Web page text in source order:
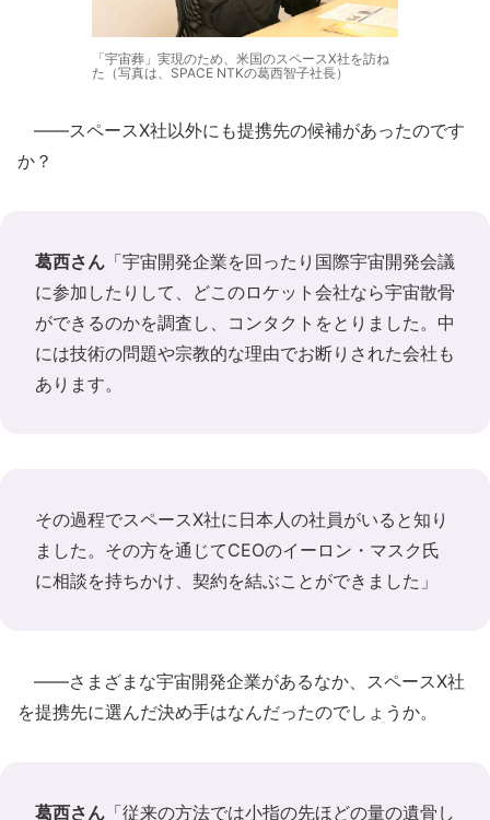
「宇宙葬」実現のため、米国のスペースX社を訪ね
た（写真は、SPACE NTKの葛西智子社長）
――スペースX社以外にも提携先の候補があったのです
か？
葛西さん 「宇宙開発企業を回ったり国際宇宙開発会議
に参加したりして、どこのロケット会社なら宇宙散骨
ができるのかを調査し、コンタクトをとりました。中
には技術の問題や宗教的な理由でお断りされた会社も
あります。
その過程でスペースX社に日本人の社員がいると知り
ました。その方を通じてCEOのイーロン・マスク氏
に相談を持ちかけ、契約を結ぶことができました」
――さまざまな宇宙開発企業があるなか、スペースX社
を提携先に選んだ決め手はなんだったのでしょうか。
葛西さん 「従来の方法では小指の先ほどの量の遺骨し